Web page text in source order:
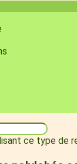
ce type de